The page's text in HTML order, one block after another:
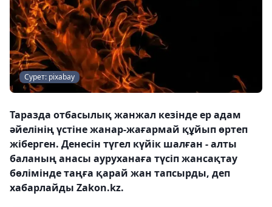
Сурет: pixabay
Таразда отбасылық жанжал кезінде ер адам
әйелінің үстіне жанар-жағармай құйып өртеп
жіберген. Денесін түгел күйік шалған - алты
баланың анасы ауруханаға түсіп жансақтау
бөлімінде таңға қарай жан тапсырды, деп
хабарлайды Zakon.kz.